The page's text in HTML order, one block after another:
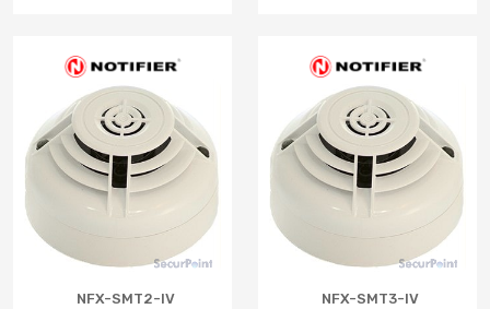
NFX-SMT2-IV NFX-SMT3-IV